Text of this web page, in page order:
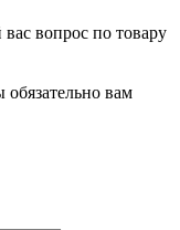
вопрос по товару
вам